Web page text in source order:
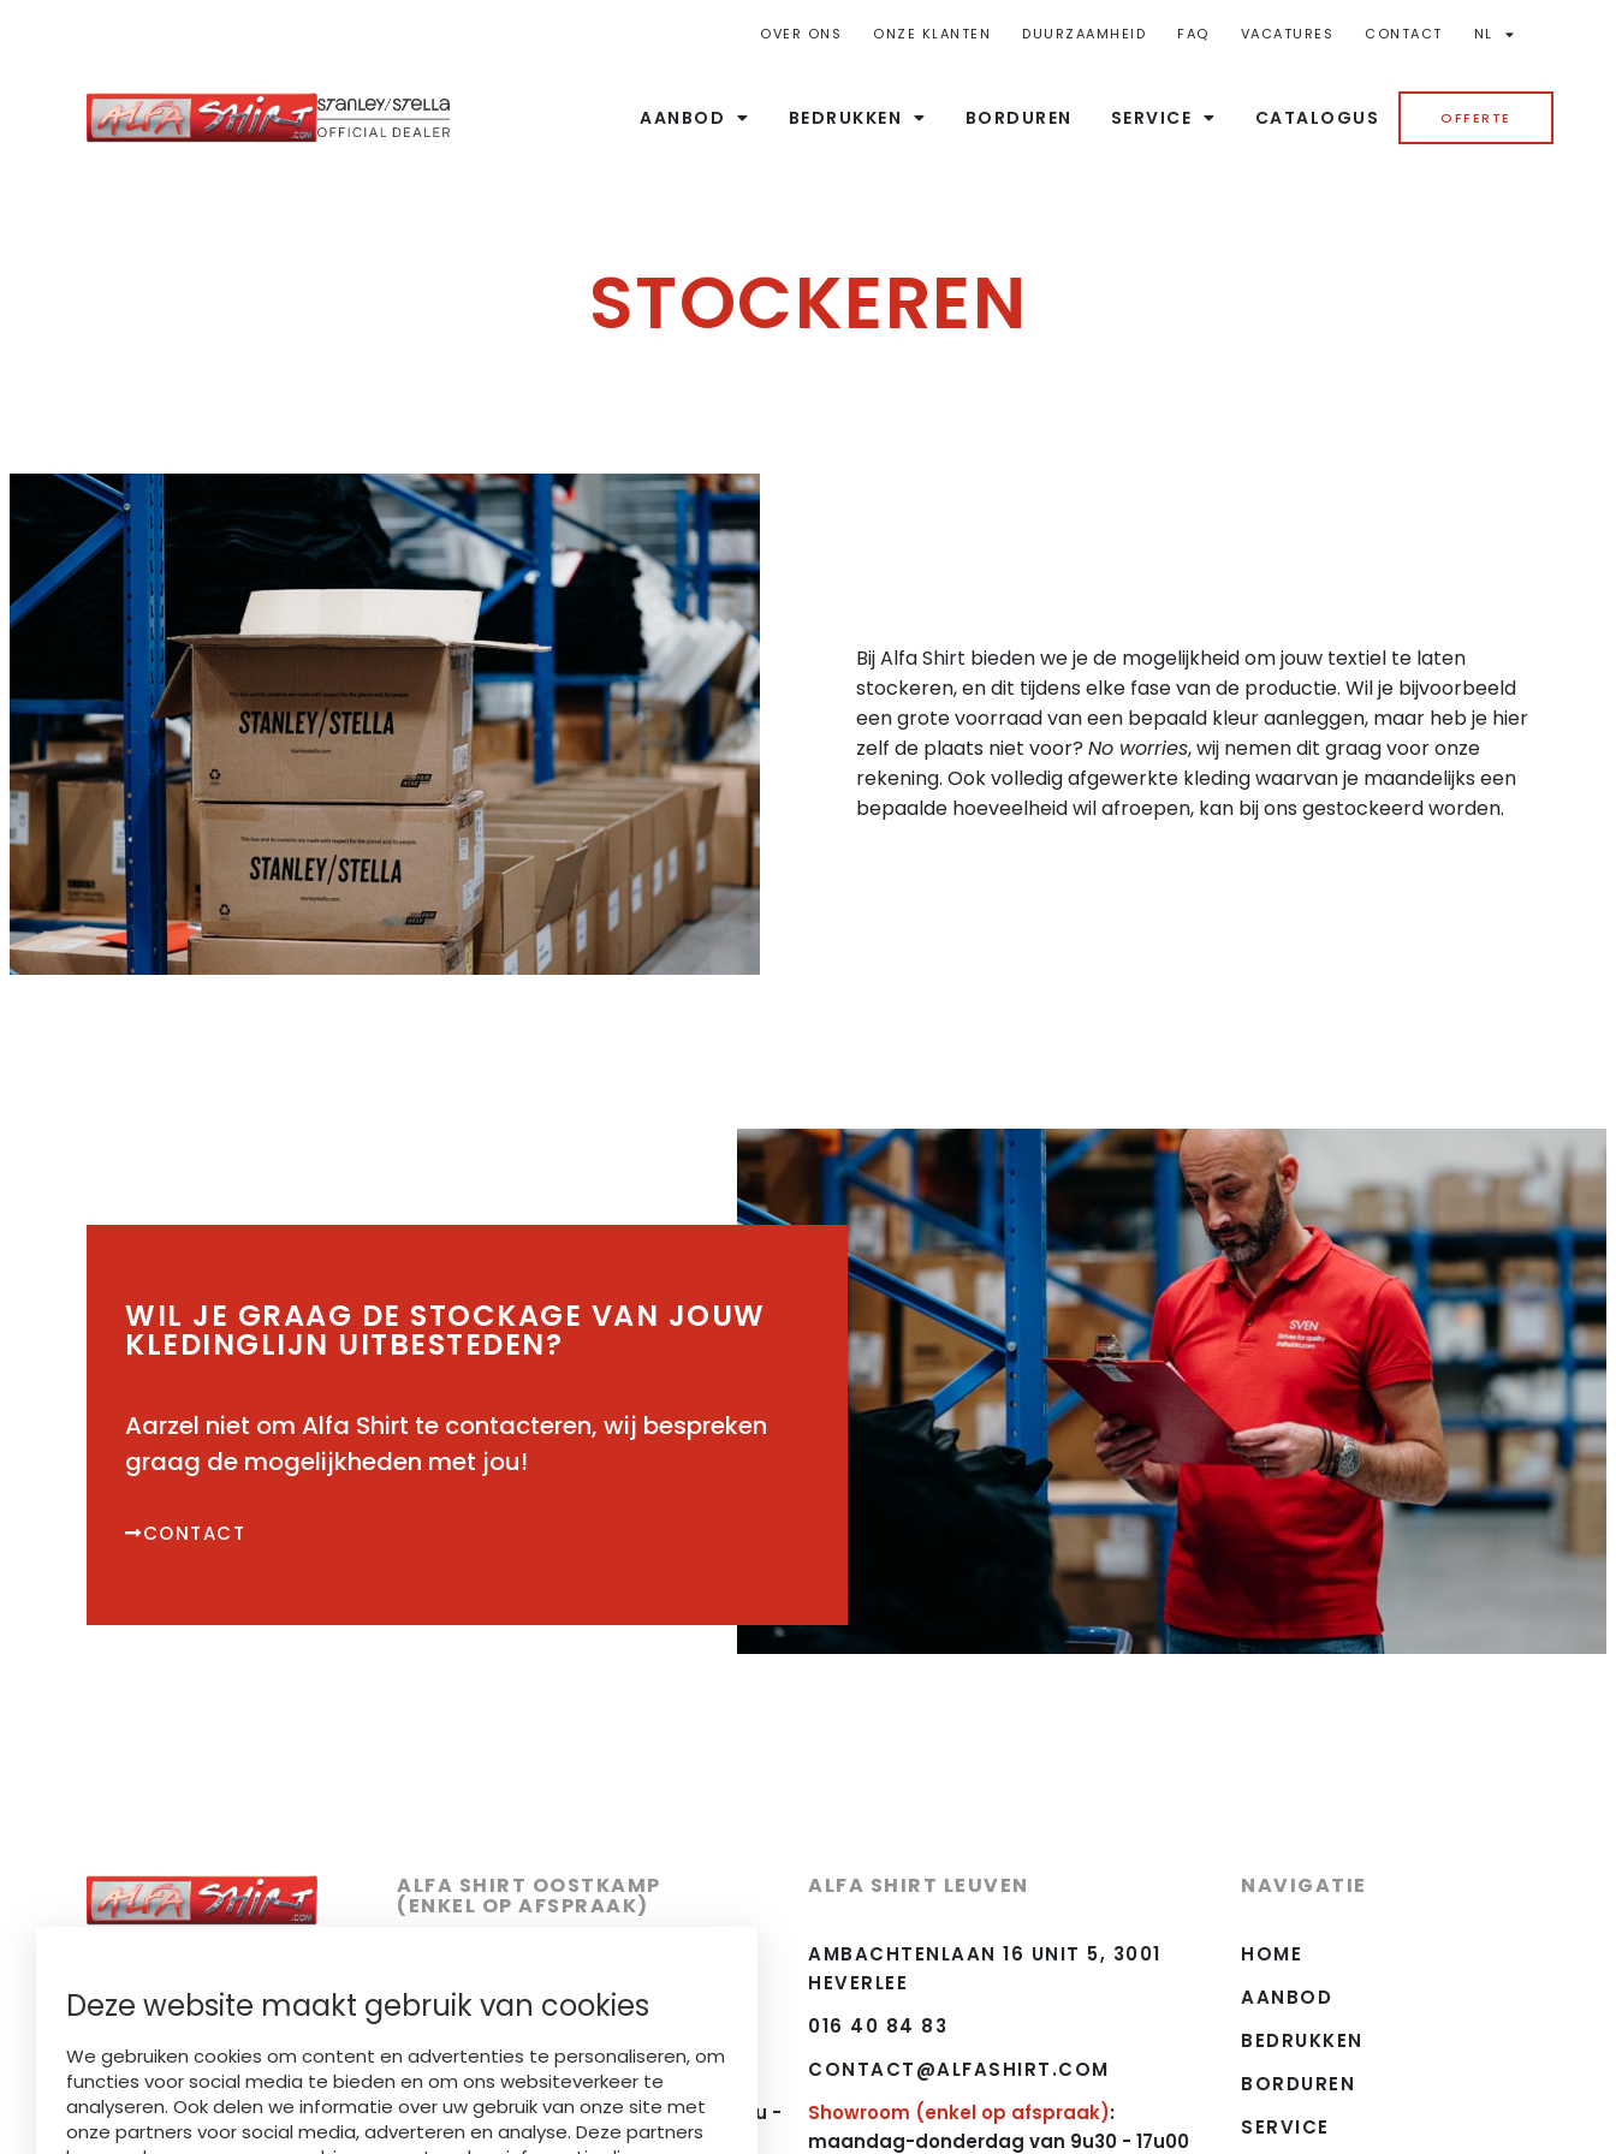
Deze website maakt gebruik van cookies
We gebruiken cookies om content en advertenties te personaliseren, om
functies voor social media te bieden en om ons websiteverkeer te
analyseren. Ook delen we informatie over uw gebruik van onze site met
onze partners voor social media, adverteren en analyse. Deze partners
OVER ONS ONZE KLANTEN DUURZAAMHEID FAQ VACATURES CONTACT NL
AANBOD BEDRUKKEN BORDUREN SERVICE CATALOGUS OFFERTE
STOCKEREN
Bij Alfa Shirt bieden we je de mogelijkheid om jouw textiel te laten
stockeren, en dit tijdens elke fase van de productie. Wil je bijvoorbeeld
een grote voorraad van een bepaald kleur aanleggen, maar heb je hier
zelf de plaats niet voor? No worries, wij nemen dit graag voor onze
rekening. Ook volledig afgewerkte kleding waarvan je maandelijks een
bepaalde hoeveelheid wil afroepen, kan bij ons gestockeerd worden.
WIL JE GRAAG DE STOCKAGE VAN JOUW
KLEDINGLIJN UITBESTEDEN?
Aarzel niet om Alfa Shirt te contacteren, wij bespreken
graag de mogelijkheden met jou!
CONTACT
FINISHED LOCALLY
ALFA SHIRT OOSTKAMP
(ENKEL OP AFSPRAAK)
050 31 81 18
Showroom (enkel op afspraak)
maandag - donderdag: 9u - 12u en 13u -
17u
ALFA SHIRT LEUVEN
AMBACHTENLAAN 16 UNIT 5, 3001
HEVERLEE
016 40 84 83
CONTACT@ALFASHIRT.COM
Showroom (enkel op afspraak):
maandag-donderdag van 9u30 - 17u00
NAVIGATIE
HOME
AANBOD
BEDRUKKEN
BORDUREN
SERVICE